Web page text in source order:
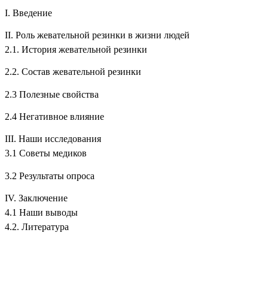
I. Введение
II. Роль жевательной резинки в жизни людей
2.1. История жевательной резинки
2.2. Состав жевательной резинки
2.3 Полезные свойства
2.4 Негативное влияние
III. Наши исследования
3.1 Советы медиков
3.2 Результаты опроса
IV. Заключение
4.1 Наши выводы
4.2. Литература